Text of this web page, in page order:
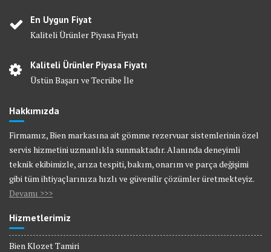
En Uygun Fiyat
Kaliteli Ürünler Piyasa Fiyatı
Kaliteli Ürünler Piyasa Fiyatı
Üstün Başarı ve Tecrübe İle
Hakkımızda
Firmamız, Bien markasına ait gömme rezervuar sistemlerinin özel
servis hizmetini uzmanlıkla sunmaktadır. Alanında deneyimli
teknik ekibimizle, arıza tespiti, bakım, onarım ve parça değişimi
gibi tüm ihtiyaçlarınıza hızlı ve güvenilir çözümler üretmekteyiz.
Devamı >>>
Hizmetlerimiz
Bien Klozet Tamiri